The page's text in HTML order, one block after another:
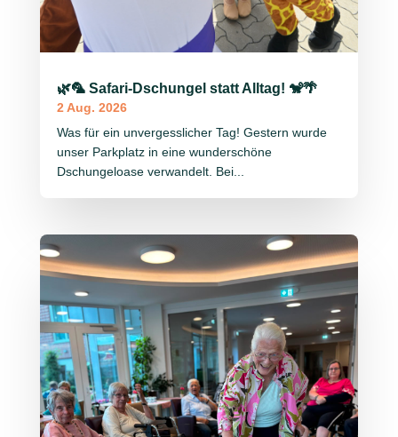
🌿🦜 Safari-Dschungel statt Alltag! 🐒🌴
2 Aug. 2026
Was für ein unvergesslicher Tag! Gestern wurde
unser Parkplatz in eine wunderschöne
Dschungeloase verwandelt. Bei...